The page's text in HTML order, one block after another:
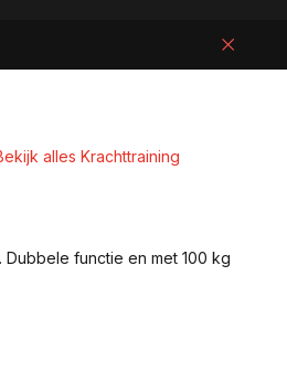
alles Krachttraining
Dubbele functie en met 100 kg